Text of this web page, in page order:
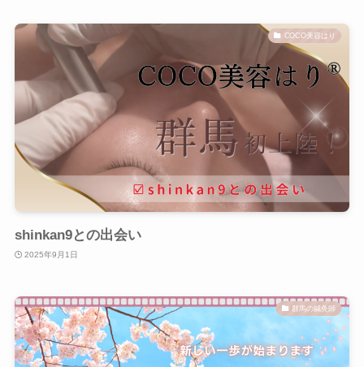
COCO美容はり
shinkan9との出会い
2025年9月1日
群馬の鍼灸師